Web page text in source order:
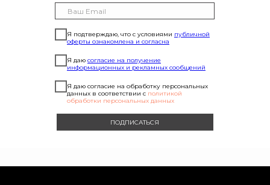
Я подтверждаю, что с условиями публичной
оферты ознакомлена и согласна
Я даю согласие на получение
информационных и рекламных сообщений
Я даю согласие на обработку персональных
данных в соответствии с политикой
обработки персональных данных
ПОДПИСАТЬСЯ